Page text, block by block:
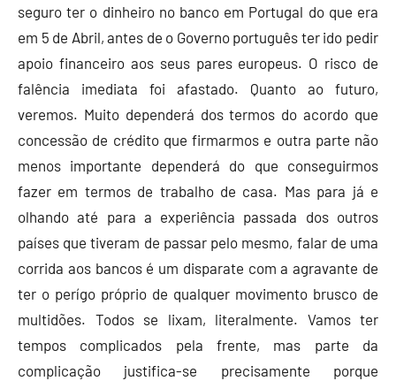
seguro ter o dinheiro no banco em Portugal do que era
em 5 de Abril, antes de o Governo português ter ido pedir
apoio financeiro aos seus pares europeus. O risco de
falência imediata foi afastado. Quanto ao futuro,
veremos. Muito dependerá dos termos do acordo que
concessão de crédito que firmarmos e outra parte não
menos importante dependerá do que conseguirmos
fazer em termos de trabalho de casa. Mas para já e
olhando até para a experiência passada dos outros
países que tiveram de passar pelo mesmo, falar de uma
corrida aos bancos é um disparate com a agravante de
ter o perígo próprio de qualquer movimento brusco de
multidões. Todos se lixam, literalmente. Vamos ter
tempos complicados pela frente, mas parte da
complicação justifica-se precisamente porque